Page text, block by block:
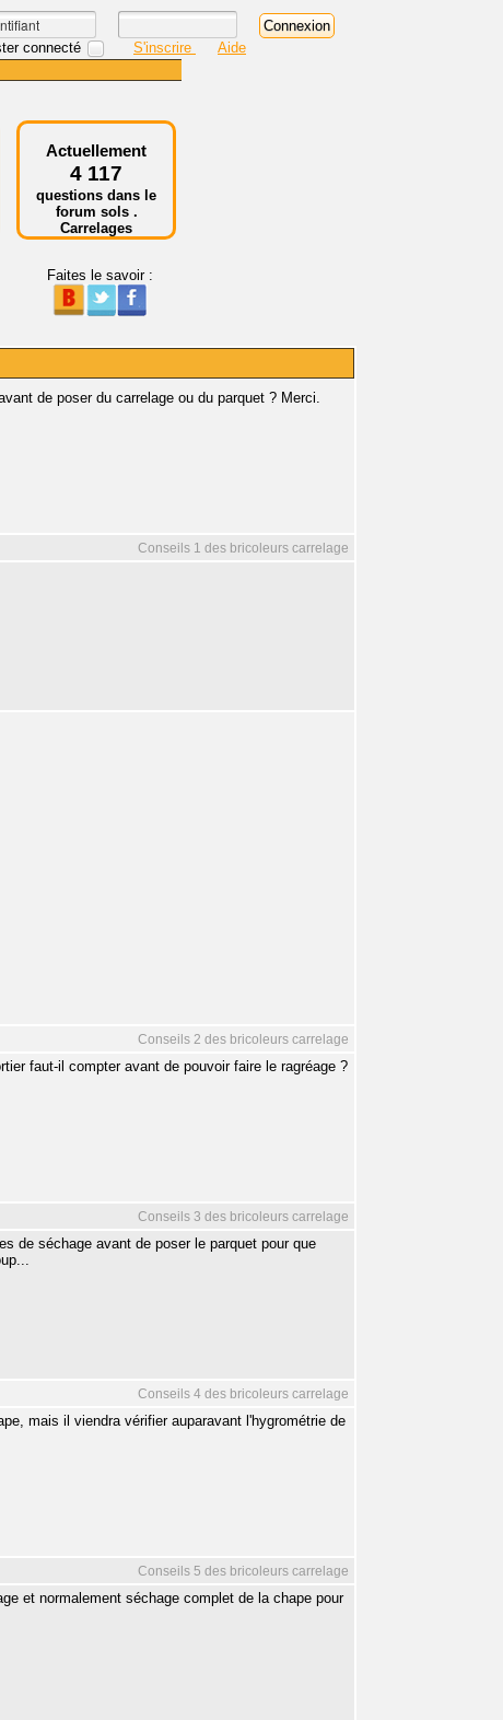
connecté S'inscrire Aide
Actuellement
4 117
questions dans le
forum sols .
Carrelages
Faites le savoir :
de poser du carrelage ou du parquet ? Merci.
Conseils 1 des bricoleurs carrelage
Conseils 2 des bricoleurs carrelage
faut-il compter avant de pouvoir faire le ragréage ?
Conseils 3 des bricoleurs carrelage
de séchage avant de poser le parquet pour que
Conseils 4 des bricoleurs carrelage
mais il viendra vérifier auparavant l'hygrométrie de
Conseils 5 des bricoleurs carrelage
et normalement séchage complet de la chape pour